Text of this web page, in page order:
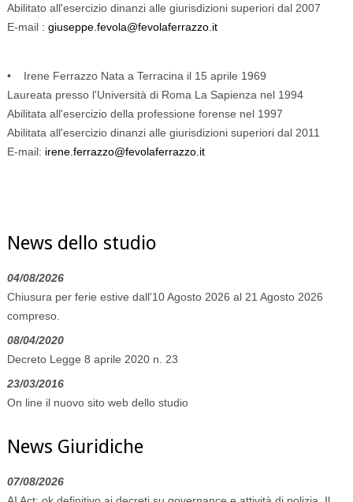
Abilitato all'esercizio dinanzi alle giurisdizioni superiori dal 2007
E-mail : giuseppe.fevola@fevolaferrazzo.it
• Irene Ferrazzo Nata a Terracina il 15 aprile 1969
Laureata presso l'Università di Roma La Sapienza nel 1994
Abilitata all'esercizio della professione forense nel 1997
Abilitata all'esercizio dinanzi alle giurisdizioni superiori dal 2011
E-mail: irene.ferrazzo@fevolaferrazzo.it
News dello studio
04/08/2026
Chiusura per ferie estive dall'10 Agosto 2026 al 21 Agosto 2026
compreso.
08/04/2020
Decreto Legge 8 aprile 2020 n. 23
23/03/2016
On line il nuovo sito web dello studio
News Giuridiche
07/08/2026